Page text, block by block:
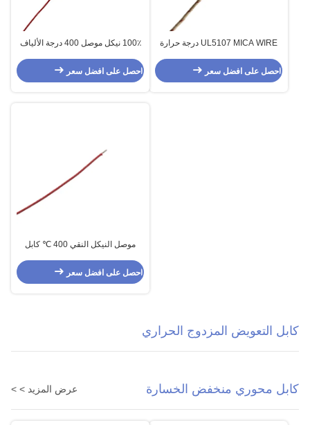
UL5107 MICA WIRE درجة حرارة
احصل على افضل سعر
100٪ نيكل موصل 400 درجة الألياف
احصل على افضل سعر
موصل النيكل النقي 400 ℃ كابل
احصل على افضل سعر
كابل التعويض المزدوج الحراري
كابل محوري منخفض الخسارة عرض المزيد > >